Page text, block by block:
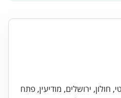
חולון, ירושלים, מודיעין, פתח